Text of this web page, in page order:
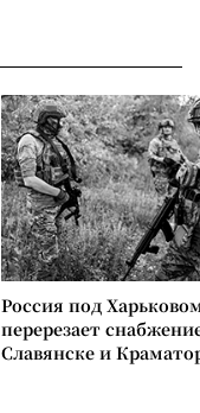
Россия под
перерезает
Славянске и